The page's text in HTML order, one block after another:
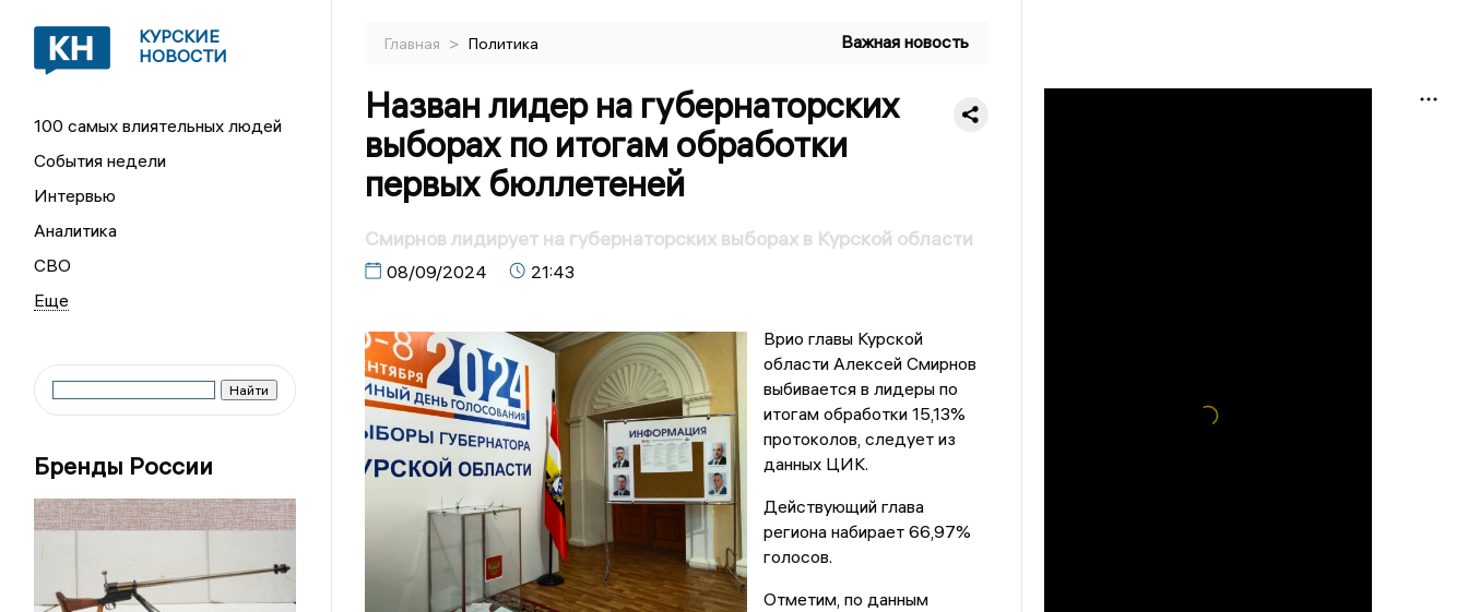
КУРСКИЕ
НОВОСТИ
100 самых влиятельных людей
События недели
Интервью
Аналитика
СВО
Бренды России
Главная > Политика Важная новость
Назван лидер на губернаторских
выборах по итогам обработки
первых бюллетеней
Смирнов лидирует на губернаторских выборах в Курской области
08/09/2024 21:43
Врио главы Курской
области Алексей Смирнов
выбивается в лидеры по
итогам обработки 15,13%
протоколов, следует из
данных ЦИК.
Действующий глава
региона набирает 66,97%
голосов.
Отметим, по данным